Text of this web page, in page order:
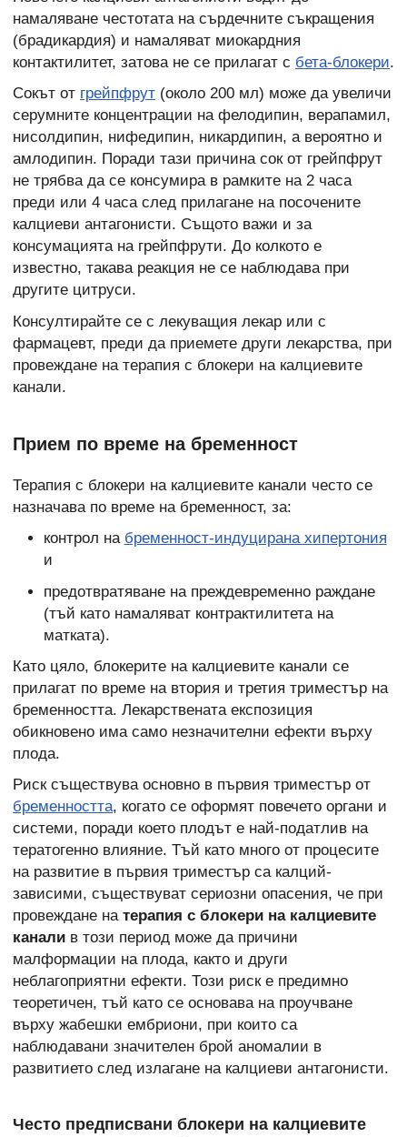
намаляване честотата на сърдечните съкращения
(брадикардия) и намаляват миокардния
контактилитет, затова не се прилагат с бета-блокери.
Сокът от грейпфрут (около 200 мл) може да увеличи
серумните концентрации на фелодипин, верапамил,
нисолдипин, нифедипин, никардипин, а вероятно и
амлодипин. Поради тази причина сок от грейпфрут
не трябва да се консумира в рамките на 2 часа
преди или 4 часа след прилагане на посочените
калциеви антагонисти. Същото важи и за
консумацията на грейпфрути. До колкото е
известно, такава реакция не се наблюдава при
другите цитруси.
Консултирайте се с лекуващия лекар или с
фармацевт, преди да приемете други лекарства, при
провеждане на терапия с блокери на калциевите
канали.
Прием по време на бременност
Терапия с блокери на калциевите канали често се
назначава по време на бременност, за:
контрол на бременност-индуцирана хипертония
и
предотвратяване на преждевременно раждане
(тъй като намаляват контрактилитета на
матката).
Като цяло, блокерите на калциевите канали се
прилагат по време на втория и третия триместър на
бременността. Лекарствената експозиция
обикновено има само незначителни ефекти върху
плода.
Риск съществува основно в първия триместър от
бременността, когато се оформят повечето органи и
системи, поради което плодът е най-податлив на
тератогенно влияние. Тъй като много от процесите
на развитие в първия триместър са калций-
зависими, съществуват сериозни опасения, че при
провеждане на терапия с блокери на калциевите
канали в този период може да причини
малформации на плода, както и други
неблагоприятни ефекти. Този риск е предимно
теоретичен, тъй като се основава на проучване
върху жабешки ембриони, при които са
наблюдавани значителен брой аномалии в
развитието след излагане на калциеви антагонисти.
Често предписвани блокери на калциевите